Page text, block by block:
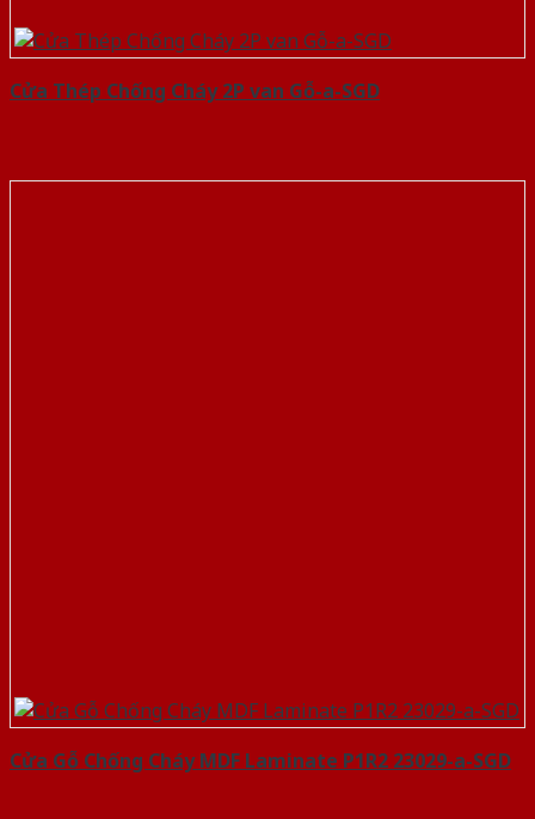
Cửa Thép Chống Cháy 2P van Gỗ-a-SGD
Cửa Gỗ Chống Cháy MDF Laminate P1R2 23029-a-SGD